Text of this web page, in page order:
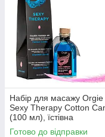
Набір для масажу Orgie
Sexy Therapy Cotton
(100 мл), їстівна
розігрівальна олія +
Готово до відправки